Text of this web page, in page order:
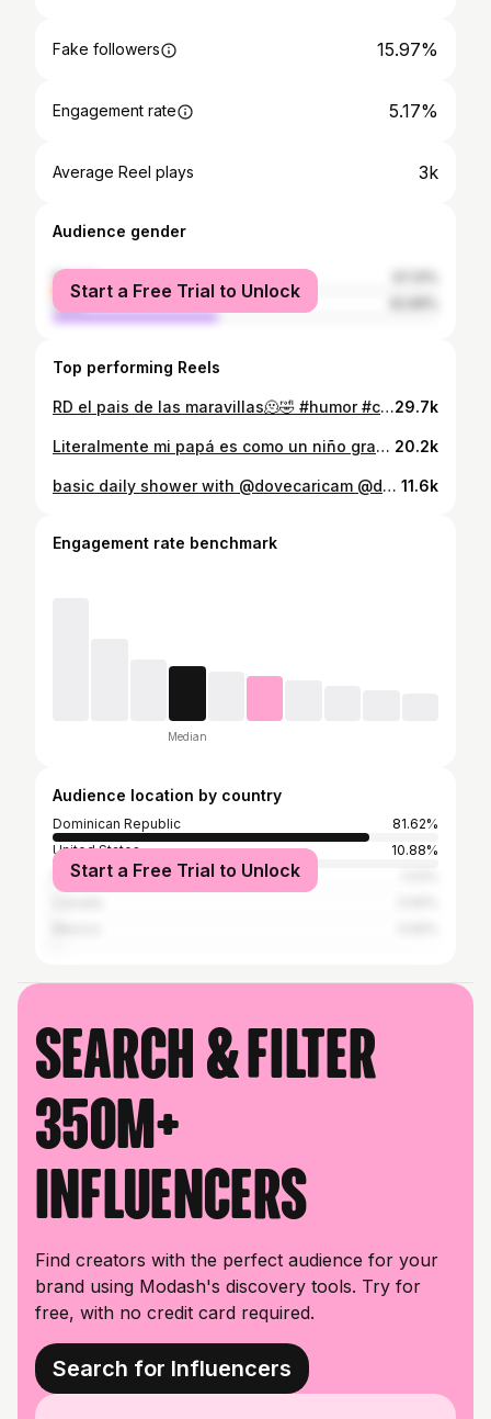
Fake followers 15.97%
Engagement rate 5.17%
Average Reel plays 3k
Audience gender
female
male
Start a Free Trial to Unlock
Top performing Reels
RD el pais de las maravillas🫠🤣 #humor #contenidorandom #trendhumor29.7k
Literalmente mi papá es como un niño grande😭🤣🤣🤣, La felicidad de él omg HAHAHAJAJJAJAJ #humor #chivo #contenidorandom #papá 20.2k
basic daily shower with @dovecaricam @dove 🚿🤍 soft skin, clean feeling🧚🏻‍♀️✨ #skincaring #skindove #cuidadopiel #dove #selfcareroutine 11.6k
Engagement rate benchmark
Median
Audience location by country
Dominican Republic
81.62%
United States
10.88%
Puerto Rico
Start a Free Trial to Unlock
Search & filter
350M+
influencers
Find creators with the perfect audience for your
brand using Modash's discovery tools. Try for
free, with no credit card required.
Search for Influencers